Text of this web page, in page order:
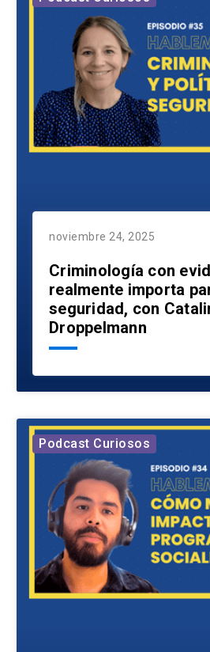
noviembre 24, 2025
Criminología con
realmente importa
seguridad, con
Droppelmann
Podcast Curiosos